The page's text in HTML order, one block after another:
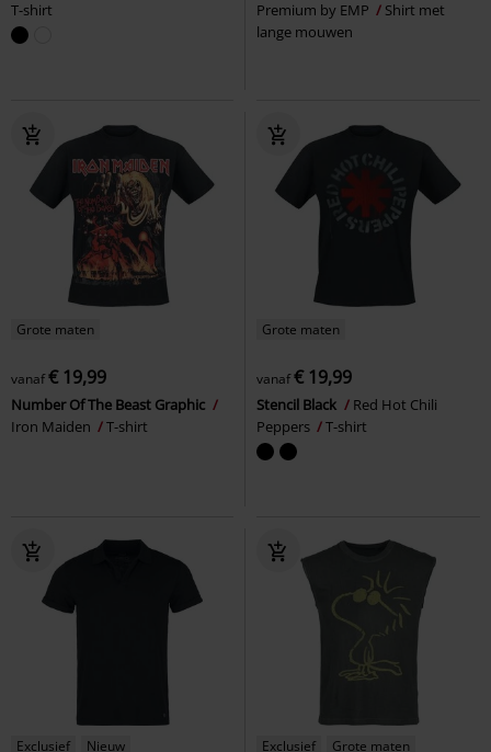
T-shirt Premium by EMP
Shirt met
lange mouwen
Grote maten
vanaf€ 19,99
Number Of The Beast Graphic
Iron Maiden
T-shirt
Grote maten
vanaf€ 19,99
Stencil Black
Red Hot Chili
Peppers
T-shirt
Exclusief Nieuw Exclusief
Grote maten